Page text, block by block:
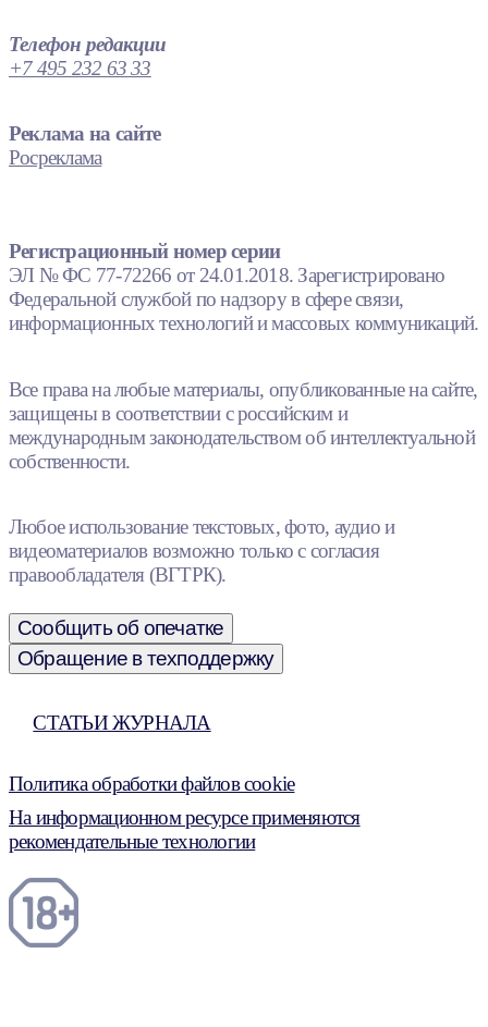
Телефон редакции
+7 495 232 63 33
Реклама на сайте
Росреклама
Регистрационный номер серии
ЭЛ № ФС 77-72266 от 24.01.2018. Зарегистрировано
Федеральной службой по надзору в сфере связи,
информационных технологий и массовых коммуникаций.
Все права на любые материалы, опубликованные на сайте,
защищены в соответствии с российским и
международным законодательством об интеллектуальной
собственности.
Любое использование текстовых, фото, аудио и
видеоматериалов возможно только с согласия
правообладателя (ВГТРК).
Сообщить об опечатке
Обращение в техподдержку
СТАТЬИ ЖУРНАЛА
Политика обработки файлов cookie
На информационном ресурсе применяются
рекомендательные технологии